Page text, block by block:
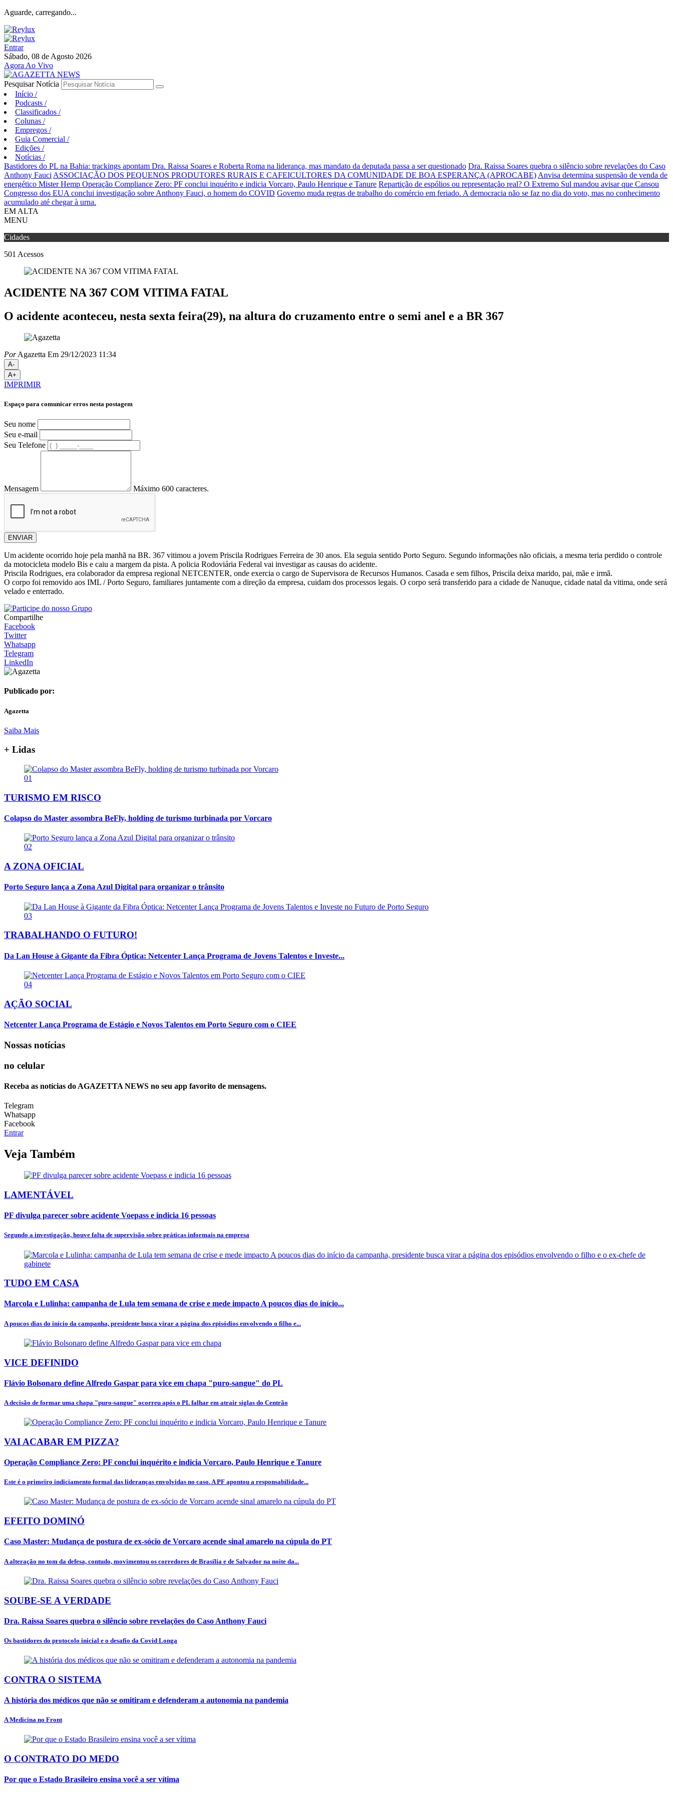
Aguarde, carregando...
Entrar
Sábado, 08 de Agosto 2026
Agora Ao Vivo
Pesquisar Notícia
Início /
Podcasts /
Classificados /
Colunas /
Empregos /
Guia Comercial /
Edições /
Notícias /
Bastidores do PL na Bahia: trackings apontam Dra. Raissa Soares e Roberta Roma na liderança, mas mandato da deputada passa a ser questionado Dra. Raissa Soares quebra o silêncio sobre revelações do Caso
Anthony Fauci ASSOCIAÇÃO DOS PEQUENOS PRODUTORES RURAIS E CAFEICULTORES DA COMUNIDADE DE BOA ESPERANÇA (APROCABE) Anvisa determina suspensão de venda de
energético Mister Hemp Operação Compliance Zero: PF conclui inquérito e indicia Vorcaro, Paulo Henrique e Tanure Repartição de espólios ou representação real? O Extremo Sul mandou avisar que Cansou
Congresso dos EUA conclui investigação sobre Anthony Fauci, o homem do COVID Governo muda regras de trabalho do comércio em feriado. A democracia não se faz no dia do voto, mas no conhecimento
acumulado até chegar à urna.
EM ALTA
MENU
Cidades
501 Acessos
ACIDENTE NA 367 COM VITIMA FATAL
O acidente aconteceu, nesta sexta feira(29), na altura do cruzamento entre o semi anel e a BR 367
PorAgazetta Em 29/12/2023 11:34
A-
A+
IMPRIMIR
Espaço para comunicar erros nesta postagem
Seu nome
Seu e-mail
Seu Telefone
Mensagem Máximo 600 caracteres.
ENVIAR
Um acidente ocorrido hoje pela manhã na BR. 367 vitimou a jovem Priscila Rodrigues Ferreira de 30 anos. Ela seguia sentido Porto Seguro. Segundo informações não oficiais, a mesma teria perdido o controle
da motocicleta modelo Bis e caiu a margem da pista. A policia Rodoviária Federal vai investigar as causas do acidente.
Priscila Rodrigues, era colaborador da empresa regional NETCENTER, onde exercia o cargo de Supervisora de Recursos Humanos. Casada e sem filhos, Priscila deixa marido, pai, mãe e irmã.
O corpo foi removido aos IML / Porto Seguro, familiares juntamente com a direção da empresa, cuidam dos processos legais. O corpo será transferido para a cidade de Nanuque, cidade natal da vitima, onde será
velado e enterrado.
Compartilhe
Facebook
Twitter
Whatsapp
Telegram
LinkedIn
Publicado por:
Agazetta
Saiba Mais
+ Lidas
01
TURISMO EM RISCO
Colapso do Master assombra BeFly, holding de turismo turbinada por Vorcaro
02
A ZONA OFICIAL
Porto Seguro lança a Zona Azul Digital para organizar o trânsito
03
TRABALHANDO O FUTURO!
Da Lan House à Gigante da Fibra Óptica: Netcenter Lança Programa de Jovens Talentos e Investe...
04
AÇÃO SOCIAL
Netcenter Lança Programa de Estágio e Novos Talentos em Porto Seguro com o CIEE
Nossas notícias
no celular
Receba as notícias do AGAZETTA NEWS no seu app favorito de mensagens.
Telegram
Whatsapp
Facebook
Entrar
Veja Também
LAMENTÁVEL
PF divulga parecer sobre acidente Voepass e indicia 16 pessoas
Segundo a investigação, houve falta de supervisão sobre práticas informais na empresa
TUDO EM CASA
Marcola e Lulinha: campanha de Lula tem semana de crise e mede impacto A poucos dias do início...
A poucos dias do início da campanha, presidente busca virar a página dos episódios envolvendo o filho e...
VICE DEFINIDO
Flávio Bolsonaro define Alfredo Gaspar para vice em chapa "puro-sangue" do PL
A decisão de formar uma chapa "puro-sangue" ocorreu após o PL falhar em atrair siglas do Centrão
VAI ACABAR EM PIZZA?
Operação Compliance Zero: PF conclui inquérito e indicia Vorcaro, Paulo Henrique e Tanure
Este é o primeiro indiciamento formal das lideranças envolvidas no caso. A PF apontou a responsabilidade...
EFEITO DOMINÓ
Caso Master: Mudança de postura de ex-sócio de Vorcaro acende sinal amarelo na cúpula do PT
A alteração no tom da defesa, contudo, movimentou os corredores de Brasília e de Salvador na noite da...
SOUBE-SE A VERDADE
Dra. Raissa Soares quebra o silêncio sobre revelações do Caso Anthony Fauci
Os bastidores do protocolo inicial e o desafio da Covid Longa
CONTRA O SISTEMA
A história dos médicos que não se omitiram e defenderam a autonomia na pandemia
A Medicina no Front
O CONTRATO DO MEDO
Por que o Estado Brasileiro ensina você a ser vítima